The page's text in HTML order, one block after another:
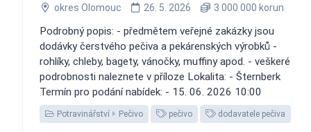
okres Olomouc 26. 5. 2026 3 000 000 korun
Podrobný popis: - předmětem veřejné zakázky jsou
dodávky čerstvého pečiva a pekárenských výrobků -
rohlíky, chleby, bagety, vánočky, muffiny apod. - veškeré
podrobnosti naleznete v příloze Lokalita: - Šternberk
Termín pro podání nabídek: - 15. 06. 2026 10:00
Potravinářství Pečivo pečivo dodavatele pečiva